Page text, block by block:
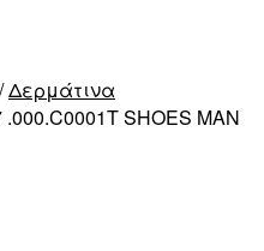
/Δερμάτινα
.000.C0001T SHOES MAN